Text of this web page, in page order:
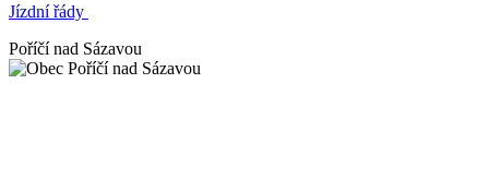
Jízdní řády
Poříčí nad Sázavou